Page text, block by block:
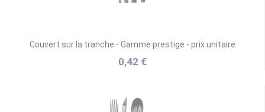
Couvert sur la tranche - Gamme prestige - prix unitaire
0,42 €